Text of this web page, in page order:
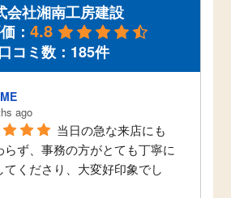
会社湘南工房建設
： 4.8
口コミ数：185件
ago
当日の急な来店にも
らず、事務の方がとても丁寧に
てくださり、大変好印象でし